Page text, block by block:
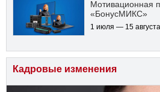
Мотивационная
«БонусМИКС»
1 июля — 15 августа
Кадровые изменения